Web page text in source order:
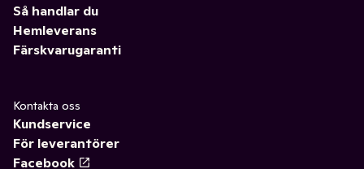
Så handlar du
Hemleverans
Färskvarugaranti
Kontakta oss
Kundservice
För leverantörer
Facebook